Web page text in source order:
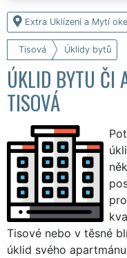
Extra Uklízení a Mytí
Tisová Úklidy bytů
ÚKLID BYTU ČI
TISOVÁ
Tisové nebo v těsné
úklid svého